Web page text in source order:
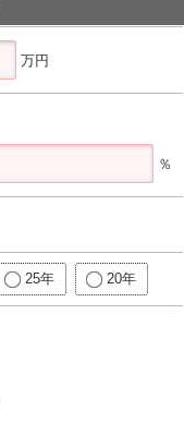
万円
％
25年 20年